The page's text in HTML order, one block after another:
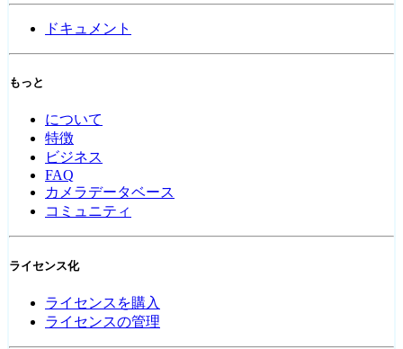
ドキュメント
もっと
について
特徴
ビジネス
FAQ
カメラデータベース
コミュニティ
ライセンス化
ライセンスを購入
ライセンスの管理